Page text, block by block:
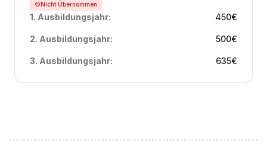
Nicht Übernommen
1. Ausbildungsjahr: 450€
2. Ausbildungsjahr: 500€
3. Ausbildungsjahr: 635€